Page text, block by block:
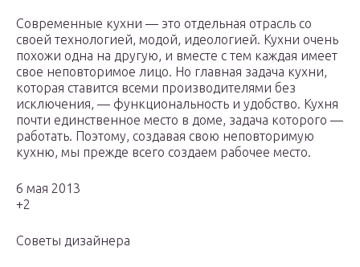
Современные кухни — это отдельная отрасль со
своей технологией, модой, идеологией. Кухни очень
похожи одна на другую, и вместе с тем каждая имеет
свое неповторимое лицо. Но главная задача кухни,
которая ставится всеми производителями без
исключения, — функциональность и удобство. Кухня
почти единственное место в доме, задача которого —
работать. Поэтому, создавая свою неповторимую
кухню, мы прежде всего создаем рабочее место.
6 мая 2013
+2
Советы дизайнера